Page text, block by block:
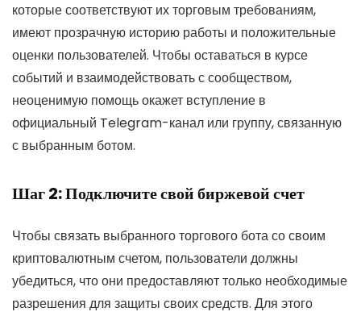
которые соответствуют их торговым требованиям,
имеют прозрачную историю работы и положительные
оценки пользователей. Чтобы оставаться в курсе
событий и взаимодействовать с сообществом,
неоценимую помощь окажет вступление в
официальный Telegram-канал или группу, связанную
с выбранным ботом.
Шаг 2: Подключите свой биржевой счет
Чтобы связать выбранного торгового бота со своим
криптовалютным счетом, пользователи должны
убедиться, что они предоставляют только необходимые
разрешения для защиты своих средств. Для этого